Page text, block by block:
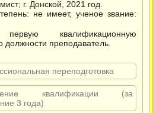
г. Донской, 2021 год.
не имеет, ученое звание:
квалификационную
должности преподаватель.
переподготовка
квалификации (за
3 года)